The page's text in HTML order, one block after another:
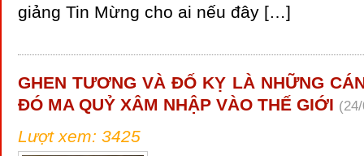
giảng Tin Mừng cho ai nếu đây […]
GHEN TƯƠNG VÀ ĐỐ KỴ LÀ NHỮNG
ĐÓ MA QUỶ XÂM NHẬP VÀO THẾ GIỚI
Lượt xem: 3425